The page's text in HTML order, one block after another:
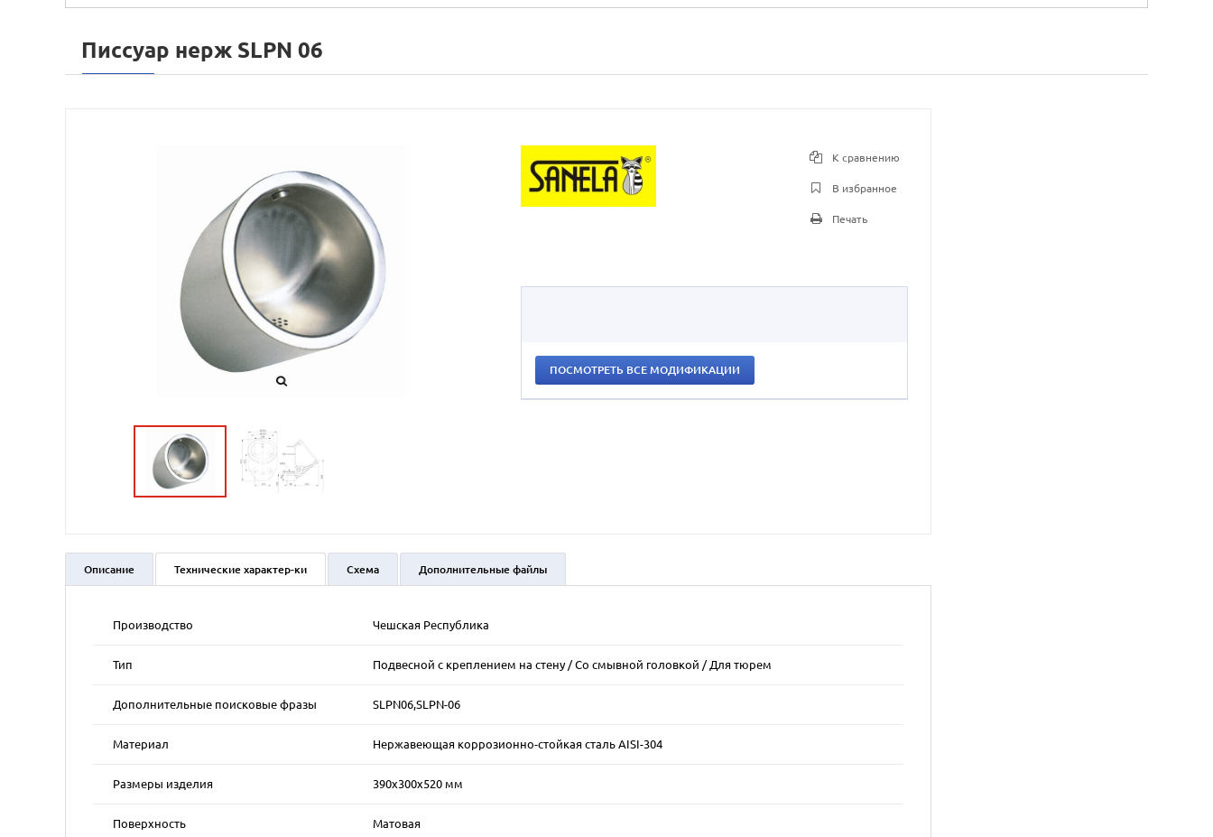
Писсуар нерж SLPN 06
К сравнению
В избранное
Печать
ПОСМОТРЕТЬ ВСЕ МОДИФИКАЦИИ
Описание Технические характер-ки Схема Дополнительные файлы
Производство Чешская Республика
Тип Подвесной с креплением на стену / Со смывной головкой / Для тюрем
Дополнительные поисковые фразы SLPN06,SLPN-06
Материал Нержавеющая коррозионно-стойкая сталь AISI-304
Размеры изделия 390х300х520 мм
Поверхность Матовая